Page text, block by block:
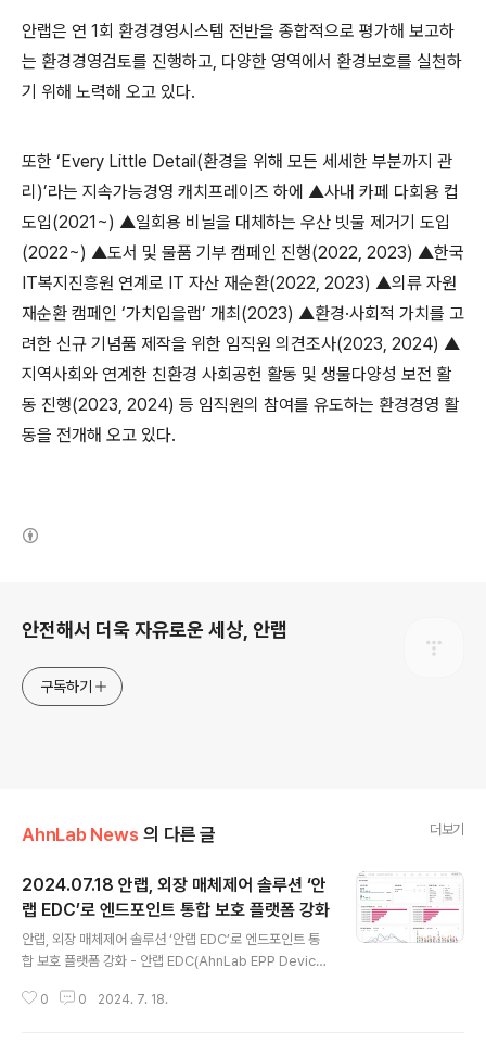
안랩은 연 1회 환경경영시스템 전반을 종합적으로 평가해 보고하
는 환경경영검토를 진행하고, 다양한 영역에서 환경보호를 실천하
기 위해 노력해 오고 있다.
또한 ‘Every Little Detail(환경을 위해 모든 세세한 부분까지 관
리 )’라는 지속가능경영 캐치프레이즈 하에 ▲사내 카페 다회용 컵
도입(2021~) ▲일회용 비닐을 대체하는 우산 빗물 제거기 도입
(2022~) ▲도서 및 물품 기부 캠페인 진행(2022, 2023) ▲한국
IT복지진흥원 연계로 IT 자산 재순환(2022, 2023) ▲의류 자원
재순환 캠페인 ‘가치입을랩’ 개최 (2023) ▲환경·사회적 가치를 고
려한 신규 기념품 제작을 위한 임직원 의견조사(2023, 2024) ▲
지역사회와 연계한 친환경 사회공헌 활동 및 생물다양성 보전 활
동 진행(2023, 2024) 등 임직원의 참여를 유도하는 환경경영 활
동을 전개해 오고 있다.
안전해서 더욱 자유로운 세상, 안랩
구독하기
AhnLab News 의 다른 글 더보기
2024.07.18 안랩, 외장 매체제어 솔루션 ‘안
랩 EDC’로 엔드포인트 통합 보호 플랫폼 강화
안랩, 외장 매체제어 솔루션 ‘안랩 EDC’로 엔드포인트 통
합 보호 플랫폼 강화 - 안랩 EDC(AhnLab EPP Device
접근•동작 제어 및 통합 관리 기능을 제공하는 매체 제어
0 0 2024. 7. 18.